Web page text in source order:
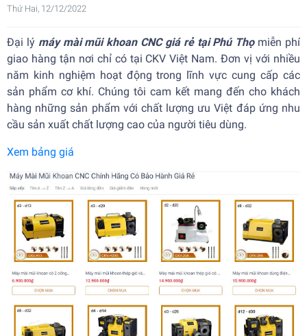
Thứ Hai, 12/12/2022
Đại lý máy mài mũi khoan CNC giá rẻ tại Phú Thọmiễn phí
giao hàng tận nơi chỉ có tại CKV Việt Nam. Đơn vị với nhiều
năm kinh nghiệm hoạt động trong lĩnh vực cung cấp các
sản phẩm cơ khí. Chúng tôi cam kết mang đến cho khách
hàng những sản phẩm với chất lượng ưu Việt đáp ứng nhu
cầu sản xuất chất lượng cao của người tiêu dùng.
Xem bảng giá